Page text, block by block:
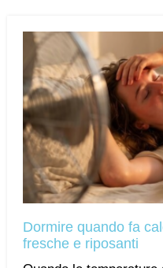
Dormire quando fa
fresche e riposanti